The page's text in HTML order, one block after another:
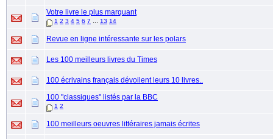
Votre livre le plus marquant
1 2 3 4 5 6 7 ... 13 14
Revue en ligne intéressante sur les polars
Les 100 meilleurs livres du Times
100 écrivains français dévoilent leurs 10 livres..
100 "classiques" listés par la BBC
1 2
100 meilleurs oeuvres littéraires jamais écrites